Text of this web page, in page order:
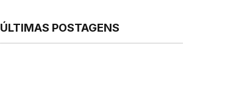
ÚLTIMAS POSTAGENS